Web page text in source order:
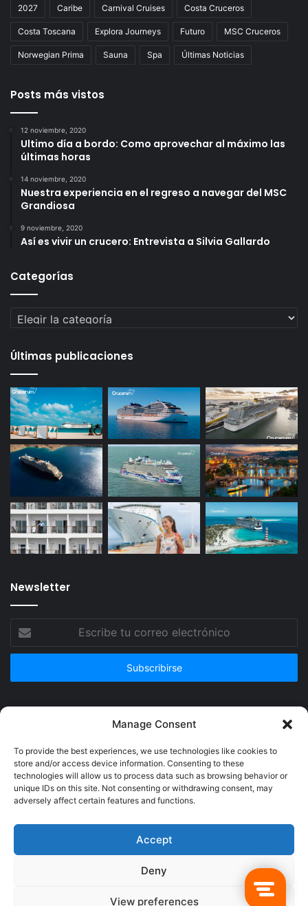
Manage Consent
To provide the best experiences, we use technologies like cookies to
store and/or access device information. Consenting to these
technologies will allow us to process data such as browsing behavior or
unique IDs on this site. Not consenting or withdrawing consent, may
adversely affect certain features and functions.
Accept
Deny
View preferences
2027 Caribe Carnival Cruises Costa Cruceros
Costa Toscana Explora Journeys Futuro MSC Cruceros
Norwegian Prima Sauna Spa Últimas Noticias
Posts más vistos
12 noviembre, 2020
Ultimo día a bordo: Como aprovechar al máximo las
últimas horas
14 noviembre, 2020
Nuestra experiencia en el regreso a navegar del MSC
Grandiosa
9 noviembre, 2020
Así es vivir un crucero: Entrevista a Silvia Gallardo
Categorías
Categorías
Últimas publicaciones
Newsletter
correo
© Copyright 2026, Todos los derechos reservados @Crucerum |
Facebook
TwitterYouTubeInstagram